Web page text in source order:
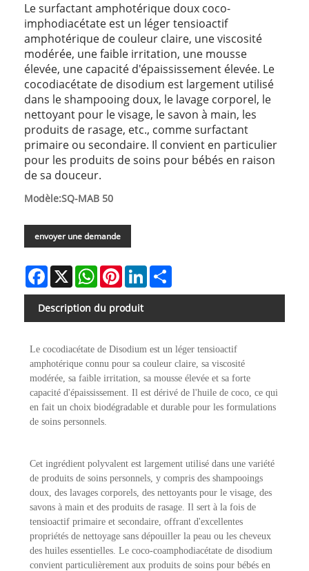
Le surfactant amphotérique doux coco-
imphodiacétate est un léger tensioactif
amphotérique de couleur claire, une viscosité
modérée, une faible irritation, une mousse
élevée, une capacité d'épaississement élevée. Le
cocodiacétate de disodium est largement utilisé
dans le shampooing doux, le lavage corporel, le
nettoyant pour le visage, le savon à main, les
produits de rasage, etc., comme surfactant
primaire ou secondaire. Il convient en particulier
pour les produits de soins pour bébés en raison
de sa douceur.
Modèle:SQ-MAB 50
envoyer une demande
Facebook
X WhatsAppPinterestLinkedIn
Description du produit
Le cocodiacétate de Disodium est un léger tensioactif
amphotérique connu pour sa couleur claire, sa viscosité
modérée, sa faible irritation, sa mousse élevée et sa forte
capacité d'épaississement. Il est dérivé de l'huile de coco, ce qui
en fait un choix biodégradable et durable pour les formulations
de soins personnels.
Cet ingrédient polyvalent est largement utilisé dans une variété
de produits de soins personnels, y compris des shampooings
doux, des lavages corporels, des nettoyants pour le visage, des
savons à main et des produits de rasage. Il sert à la fois de
tensioactif primaire et secondaire, offrant d'excellentes
propriétés de nettoyage sans dépouiller la peau ou les cheveux
des huiles essentielles. Le coco-coamphodiacétate de disodium
convient particulièrement aux produits de soins pour bébés en